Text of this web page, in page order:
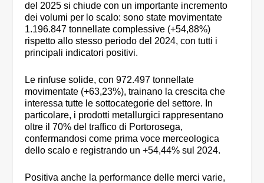
del 2025 si chiude con un importante incremento
dei volumi per lo scalo: sono state movimentate
1.196.847 tonnellate complessive (+54,88%)
rispetto allo stesso periodo del 2024, con tutti i
principali indicatori positivi.
Le rinfuse solide, con 972.497 tonnellate
movimentate (+63,23%), trainano la crescita che
interessa tutte le sottocategorie del settore. In
particolare, i prodotti metallurgici rappresentano
oltre il 70% del traffico di Portorosega,
confermandosi come prima voce merceologica
dello scalo e registrando un +54,44% sul 2024.
Positiva anche la performance delle merci varie,